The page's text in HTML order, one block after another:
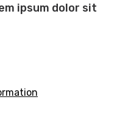
ipsum dolor sit